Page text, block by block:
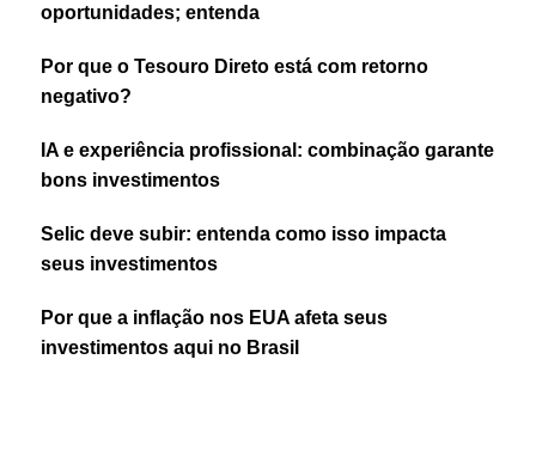
oportunidades; entenda
Por que o Tesouro Direto está com retorno
negativo?
IA e experiência profissional: combinação garante
bons investimentos
Selic deve subir: entenda como isso impacta
seus investimentos
Por que a inflação nos EUA afeta seus
investimentos aqui no Brasil